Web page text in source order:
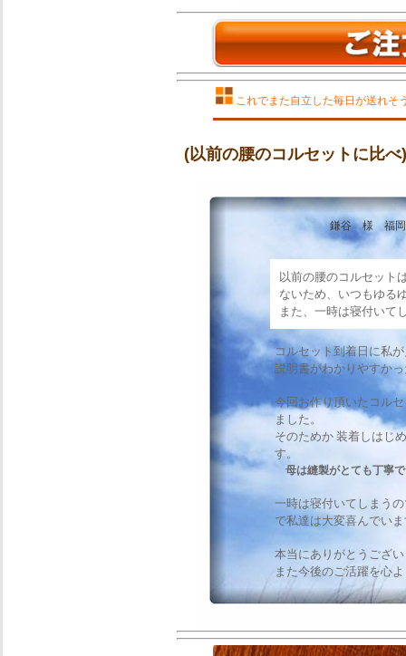
これでまた自立した毎日が送れそ
(以前の腰のコルセットに比
鎌谷 様 福岡県
以前の腰のコルセット
ないため、いつもゆる
また、一時は寝付いて
コルセット到着日に私
説明書がわかりやすか
今回お作り頂いたコル
ました。
そのためか 装着しはじ
す。
母は縫製がとても丁寧
一時は寝付いてしまう
で私達は大変喜んでい
本当にありがとうござ
また今後のご活躍を心